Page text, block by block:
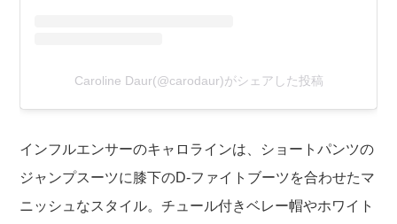
Caroline Daur(@carodaur)がシェアした投稿
インフルエンサーのキャロラインは、ショートパンツの
ジャンプスーツに膝下のD-ファイトブーツを合わせたマ
ニッシュなスタイル。チュール付きベレー帽やホワイト